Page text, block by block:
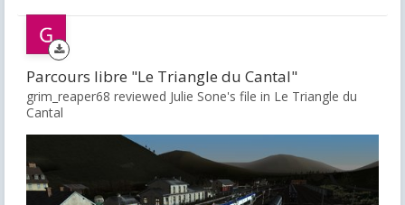
Parcours libre "Le Triangle du Cantal"
grim_reaper68 reviewed Julie Sone's file in Le Triangle du
Cantal